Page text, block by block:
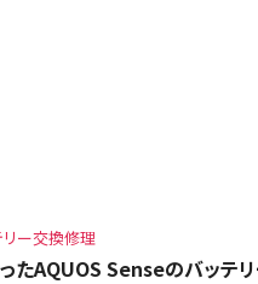
リー交換修理
たAQUOS Senseのバッテ